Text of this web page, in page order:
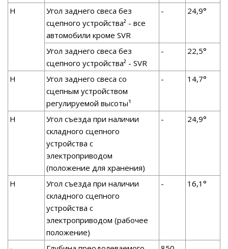
H
Угол заднего свеса без
сцепного устройства² - все
автомобили кроме SVR
- 24,9°
Угол заднего свеса без
сцепного устройства² - SVR
- 22,5°
H
Угол заднего свеса со
сцепным устройством
регулируемой высоты¹
- 14,7°
H
Угол съезда при наличии
складного сцепного
устройства с
электроприводом
(положение для хранения)
- 24,9°
H
Угол съезда при наличии
складного сцепного
устройства с
электроприводом (рабочее
положение)
- 16,1°